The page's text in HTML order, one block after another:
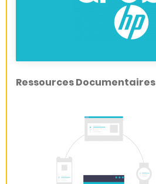
Ressources Documentaires